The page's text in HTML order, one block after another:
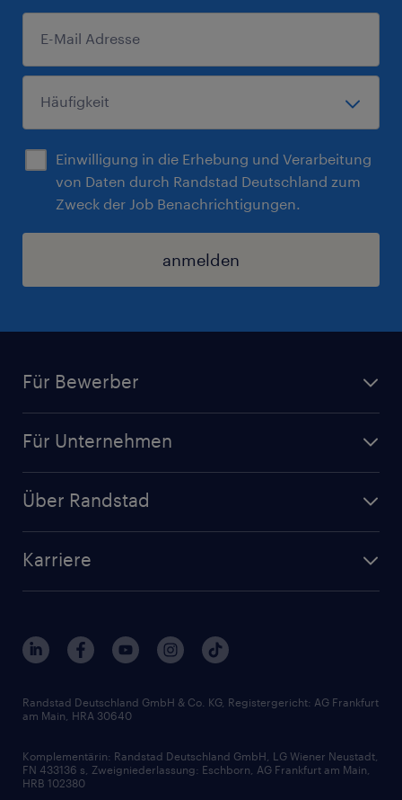
Einwilligung in die Erhebung und Verarbeitung
von Daten durch Randstad Deutschland zum
Zweck der Job Benachrichtigungen.
anmelden
Für Bewerber
Initiativbewerbung
Randstad Akademie
Für Unternehmen
Branchen
Über Randstad
Interne Karriere
FAQ - Bewerber / Kunden
Zertifikate und Auszeichnungen
Karriere
Berufsprofile
Gehaltsthemen
Bewerbungsratgeber
Soft Skills
Skills
Randstad Deutschland GmbH & Co. KG, Registergericht: AG Frankfurt
am Main, HRA 30640
Komplementärin: Randstad Deutschland GmbH, LG Wiener Neustadt,
FN 433136 s, Zweigniederlassung: Eschborn, AG Frankfurt am Main,
HRB 102380